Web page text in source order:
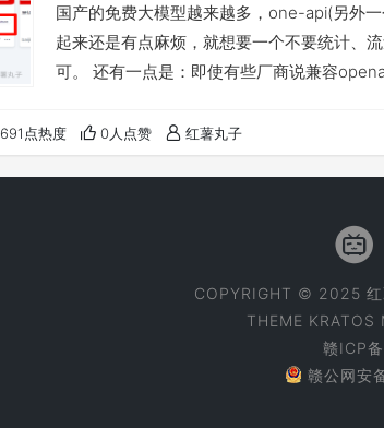
国产的免费大模型越来越多，one-api(另外
起来还是有点麻烦，就想要一个不要统计、
可。 还有一点是：即使有些厂商说兼容
型接口，并统一对外提供 OpenAI 接口。通
和调用多种大模型，简化了不同平台接口差
691点热度 0人点赞 红薯丸子
COPYRIGHT © 2025 红
THEME KRATOS
赣ICP
赣公网安